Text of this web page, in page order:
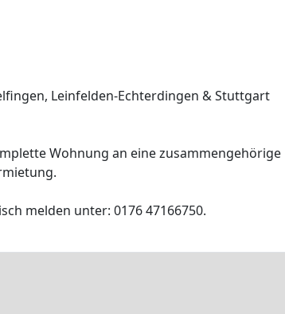
Leinfelden-Echterdingen & Stuttgart
Wohnung an eine zusammengehörige
melden unter: 0176 47166750.